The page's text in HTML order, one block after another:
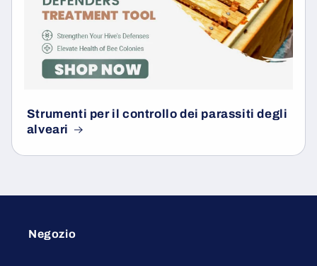
Strumenti per il controllo dei parassiti degli
alveari
Negozio